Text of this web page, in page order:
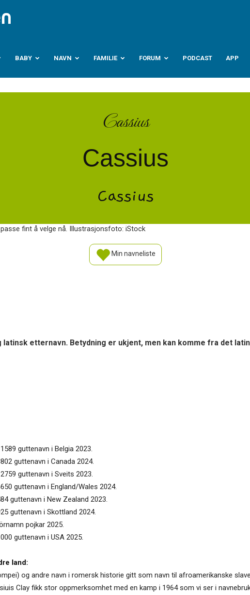
Babyverden.no
BABY NAVN FAMILIE FORUM PODCAST APP
Cassius
Cassius
Cassius
fint å velge nå. Illustrasjonsfoto: iStock
Min navneliste
etternavn. Betydning er ukjent, men kan komme fra det
guttenavn i Belgia 2023.
guttenavn i Canada 2024.
guttenavn i Sveits 2023.
guttenavn i England/Wales 2024.
guttenavn i New Zealand 2023.
guttenavn i Skottland 2024.
pojkar 2025.
guttenavn i USA 2025.
land:
og andre navn i romersk historie gitt som navn til afroamerikanske
Clay fikk stor oppmerksomhet med en kamp i 1964 som vi ser i